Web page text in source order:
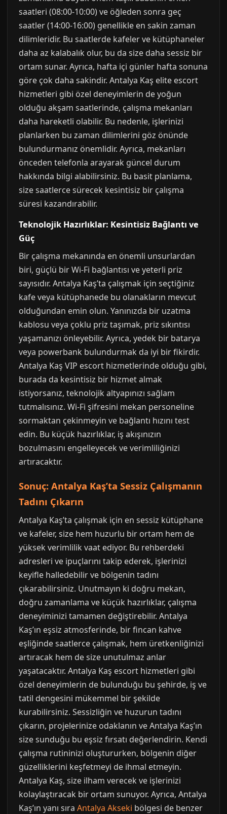
saatleri (08:00-10:00) ve öğleden sonra geç
saatler (14:00-16:00) genellikle en sakin zaman
dilimleridir. Bu saatlerde kafeler ve kütüphaneler
daha az kalabalık olur, bu da size daha sessiz bir
ortam sunar. Ayrıca, hafta içi günler hafta sonuna
göre çok daha sakindir. Antalya Kaş elite escort
hizmetleri gibi özel deneyimlerin de yoğun
olduğu akşam saatlerinde, çalışma mekanları
daha hareketli olabilir. Bu nedenle, işlerinizi
planlarken bu zaman dilimlerini göz önünde
bulundurmanız önemlidir. Ayrıca, mekanları
önceden telefonla arayarak güncel durum
hakkında bilgi alabilirsiniz. Bu basit planlama,
size saatlerce sürecek kesintisiz bir çalışma
süresi kazandırabilir.
Teknolojik Hazırlıklar: Kesintisiz Bağlantı ve
Güç
Bir çalışma mekanında en önemli unsurlardan
biri, güçlü bir Wi-Fi bağlantısı ve yeterli priz
sayısıdır. Antalya Kaş’ta çalışmak için seçtiğiniz
kafe veya kütüphanede bu olanakların mevcut
olduğundan emin olun. Yanınızda bir uzatma
kablosu veya çoklu priz taşımak, priz sıkıntısı
yaşamanızı önleyebilir. Ayrıca, yedek bir batarya
veya powerbank bulundurmak da iyi bir fikirdir.
Antalya Kaş VIP escort hizmetlerinde olduğu gibi,
burada da kesintisiz bir hizmet almak
istiyorsanız, teknolojik altyapınızı sağlam
tutmalısınız. Wi-Fi şifresini mekan personeline
sormaktan çekinmeyin ve bağlantı hızını test
edin. Bu küçük hazırlıklar, iş akışınızın
bozulmasını engelleyecek ve verimliliğinizi
artıracaktır.
Sonuç: Antalya Kaş’ta Sessiz Çalışmanın
Tadını Çıkarın
Antalya Kaş’ta çalışmak için en sessiz kütüphane
ve kafeler, size hem huzurlu bir ortam hem de
yüksek verimlilik vaat ediyor. Bu rehberdeki
adresleri ve ipuçlarını takip ederek, işlerinizi
keyifle halledebilir ve bölgenin tadını
çıkarabilirsiniz. Unutmayın ki doğru mekan,
doğru zamanlama ve küçük hazırlıklar, çalışma
deneyiminizi tamamen değiştirebilir. Antalya
Kaş’ın eşsiz atmosferinde, bir fincan kahve
eşliğinde saatlerce çalışmak, hem üretkenliğinizi
artıracak hem de size unutulmaz anlar
yaşatacaktır. Antalya Kaş escort hizmetleri gibi
özel deneyimlerin de bulunduğu bu şehirde, iş ve
tatil dengesini mükemmel bir şekilde
kurabilirsiniz. Sessizliğin ve huzurun tadını
çıkarın, projelerinize odaklanın ve Antalya Kaş’ın
size sunduğu bu eşsiz fırsatı değerlendirin. Kendi
çalışma rutininizi oluştururken, bölgenin diğer
güzelliklerini keşfetmeyi de ihmal etmeyin.
Antalya Kaş, size ilham verecek ve işlerinizi
kolaylaştıracak bir ortam sunuyor. Ayrıca, Antalya
Kaş’ın yanı sıra Antalya Akseki bölgesi de benzer